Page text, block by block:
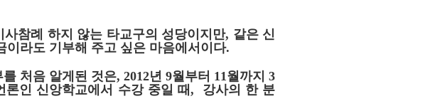
참례 하지 않는 타교구의 성당이지만, 같은 신
라도 기부해 주고 싶은 마음에서이다.
처음 알게된 것은, 2012년 9월부터 11월까지 3
인 신앙학교에서 수강 중일 때 ,
강사의 한 분